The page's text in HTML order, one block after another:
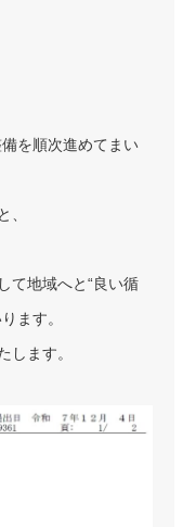
を順次進めてまい
、
て地域へと“良い循
ます。
します。